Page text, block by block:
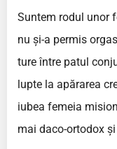
Suntem rodul unor
nu și-a permis
ture între patul
lupte la apărarea
iubea femeia
mai daco-ortodox